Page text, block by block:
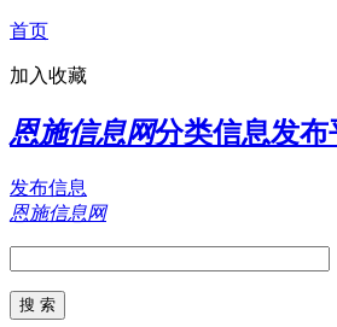
首页
加入收藏
恩施信息网分类信息发布
发布信息
恩施信息网